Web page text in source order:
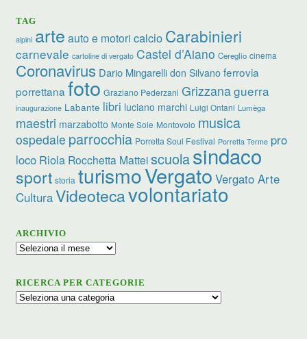
TAG
alpini arte auto e motori calcio Carabinieri
carnevale cartoline di vergato Castel d’Aiano Cereglio cinema
Coronavirus Dario Mingarelli don Silvano ferrovia
porrettana foto Graziano Pederzani Grizzanaguerra
inaugurazione Labante libri luciano marchi Luigi Ontani Lumèga
maestri marzabotto Monte Sole Montovolo musica
ospedale parrocchia Porretta Soul Festival Porretta Terme pro
loco Riola Rocchetta Matteiscuolasindaco
sport storia turismoVergato Vergato Arte
CulturaVideotecavolontariato
ARCHIVIO
Archivio
RICERCA PER CATEGORIE
Ricerca